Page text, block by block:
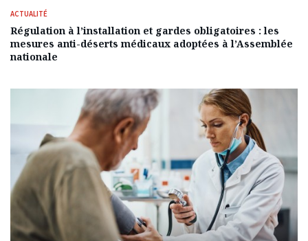
ACTUALITÉ
Régulation à l’installation et gardes obligatoires : les
mesures anti-déserts médicaux adoptées à l’Assemblée
nationale